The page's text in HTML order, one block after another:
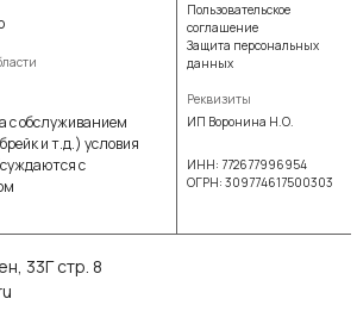
с обслуживанием
и т.д.) условия
с
Пользовательское
соглашение
Защита персональных
данных
Реквизиты
ИП Воронина Н.О.
ИНН: 772677996954
ОГРН: 309774617500303
33Г стр. 8